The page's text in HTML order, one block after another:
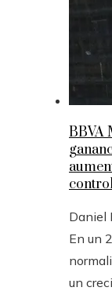
BBVA
Daniel
En un
un